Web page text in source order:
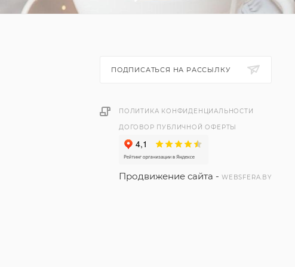
ПОДПИСАТЬСЯ НА РАССЫЛКУ
ПОЛИТИКА КОНФИДЕНЦИАЛЬНОСТИ
ДОГОВОР ПУБЛИЧНОЙ ОФЕРТЫ
Продвижение сайта - WEBSFERA.BY